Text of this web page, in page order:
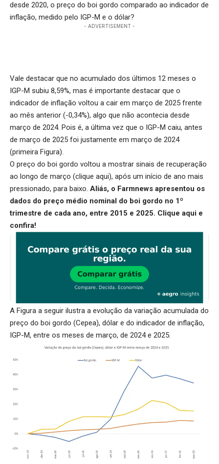
desde 2020, o preço do boi gordo comparado ao indicador de
inflação, medido pelo IGP-M e o dólar?
- ADVERTISEMENT -
Vale destacar que no acumulado dos últimos 12 meses o
IGP-M subiu 8,59%, mas é importante destacar que o
indicador de inflação voltou a cair em março de 2025 frente
ao mês anterior (-0,34%), algo que não acontecia desde
março de 2024. Pois é, a última vez que o IGP-M caiu, antes
de março de 2025 foi justamente em março de 2024
(primeira Figura).
O preço do boi gordo voltou a mostrar sinais de recuperação
ao longo de março (clique aqui), após um início de ano mais
pressionado, para baixo. Aliás, o Farmnews apresentou os
dados do preço médio nominal do boi gordo no 1º
trimestre de cada ano, entre 2015 e 2025. Clique aqui e
confira!
A Figura a seguir ilustra a evolução da variação acumulada do
preço do boi gordo (Cepea), dólar e do indicador de inflação,
IGP-M, entre os meses de março, de 2024 e 2025.